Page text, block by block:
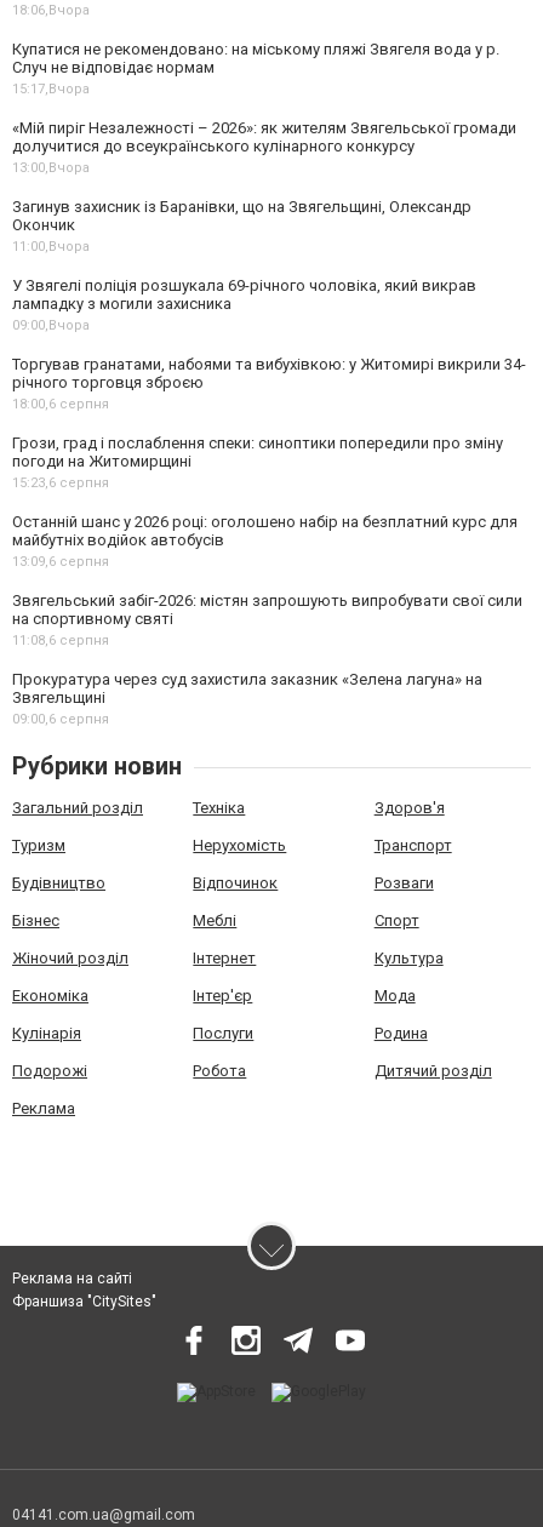
18:06,Вчора
Купатися не рекомендовано: на міському пляжі Звягеля вода у р.
Случ не відповідає нормам
15:17,Вчора
«Мій пиріг Незалежності – 2026»: як жителям Звягельської громади
долучитися до всеукраїнського кулінарного конкурсу
13:00,Вчора
Загинув захисник із Баранівки, що на Звягельщині, Олександр
Окончик
11:00,Вчора
У Звягелі поліція розшукала 69-річного чоловіка, який викрав
лампадку з могили захисника
09:00,Вчора
Торгував гранатами, набоями та вибухівкою: у Житомирі викрили 34-
річного торговця зброєю
18:00,6 серпня
Грози, град і послаблення спеки: синоптики попередили про зміну
погоди на Житомирщині
15:23,6 серпня
Останній шанс у 2026 році: оголошено набір на безплатний курс для
майбутніх водійок автобусів
13:09,6 серпня
Звягельський забіг-2026: містян запрошують випробувати свої сили
на спортивному святі
11:08,6 серпня
Прокуратура через суд захистила заказник «Зелена лагуна» на
Звягельщині
09:00,6 серпня
Рубрики новин
Загальний розділ Техніка Здоров'я
Туризм Нерухомість Транспорт
Будівництво Відпочинок Розваги
Бізнес Меблі Спорт
Жіночий розділ Інтернет Культура
Економіка Інтер'єр Мода
Кулінарія Послуги Родина
Подорожі Робота Дитячий розділ
Реклама
Реклама на сайті
Франшиза "CitySites"
04141.com.ua@gmail.com